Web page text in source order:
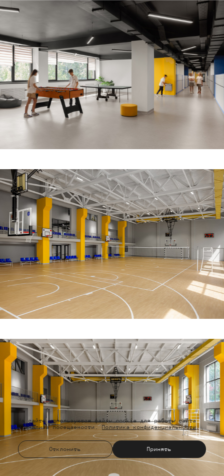
На сайте используются файлы cookie для работы сайта
и анализа посещаемости.Политика конфиденциальности
Отклонить Принять